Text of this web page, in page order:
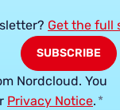
Get the full
Nordcloud. You
Privacy Notice. *